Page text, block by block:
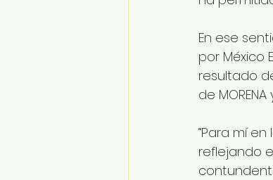
En ese
por México
resultado
de
“Para mí
reflejando